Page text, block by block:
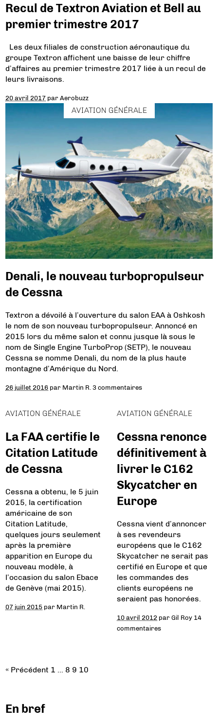
Recul de Textron Aviation et Bell au
premier trimestre 2017
Les deux filiales de construction aéronautique du
groupe Textron affichent une baisse de leur chiffre
d’affaires au premier trimestre 2017 liée à un recul de
leurs livraisons.
20 avril 2017 parAerobuzz
AVIATION GÉNÉRALE
Denali, le nouveau turbopropulseur
de Cessna
Textron a dévoilé à l’ouverture du salon EAA à Oshkosh
le nom de son nouveau turbopropulseur. Annoncé en
2015 lors du même salon et connu jusque là sous le
nom de Single Engine TurboProp (SETP), le nouveau
Cessna se nomme Denali, du nom de la plus haute
montagne d’Amérique du Nord.
26 juillet 2016 par Martin R. 3 commentaires
AVIATION GÉNÉRALE
La FAA certifie le
Citation Latitude
de Cessna
Cessna a obtenu, le 5 juin
2015, la certification
américaine de son
Citation Latitude,
quelques jours seulement
après la première
apparition en Europe du
nouveau modèle, à
l’occasion du salon Ebace
de Genève (mai 2015).
07 juin 2015 par Martin R.
AVIATION GÉNÉRALE
Cessna renonce
définitivement à
livrer le C162
Skycatcher en
Europe
Cessna vient d’annoncer
à ses revendeurs
européens que le C162
Skycatcher ne serait pas
certifié en Europe et que
les commandes des
clients européens ne
seraient pas honorées.
10 avril 2012 parGil Roy 14
commentaires
« Précédent 1 … 8 9 10
En bref